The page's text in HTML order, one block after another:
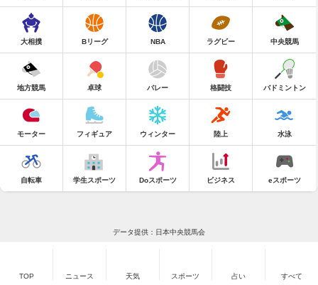
大相撲 Bリーグ NBA ラグビー 中央競馬
地方競馬 卓球 バレー 格闘技 バドミントン
モーター フィギュア ウィンター 陸上 水泳
自転車 学生スポーツ Doスポーツ ビジネス eスポーツ
データ提供：日本中央競馬会
TOP ニュース 天気 スポーツ 占い すべて